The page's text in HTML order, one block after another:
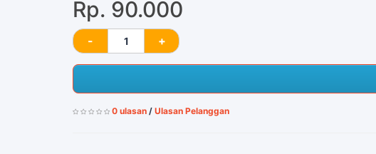
Rp. 90.000
0 ulasan / Ulasan Pelanggan